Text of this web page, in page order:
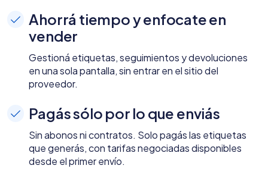
Ahorrá tiempo y enfocate en
vender
Gestioná etiquetas, seguimientos y devoluciones
en una sola pantalla, sin entrar en el sitio del
proveedor.
Pagás sólo por lo que enviás
Sin abonos ni contratos. Solo pagás las etiquetas
que generás, con tarifas negociadas disponibles
desde el primer envío.